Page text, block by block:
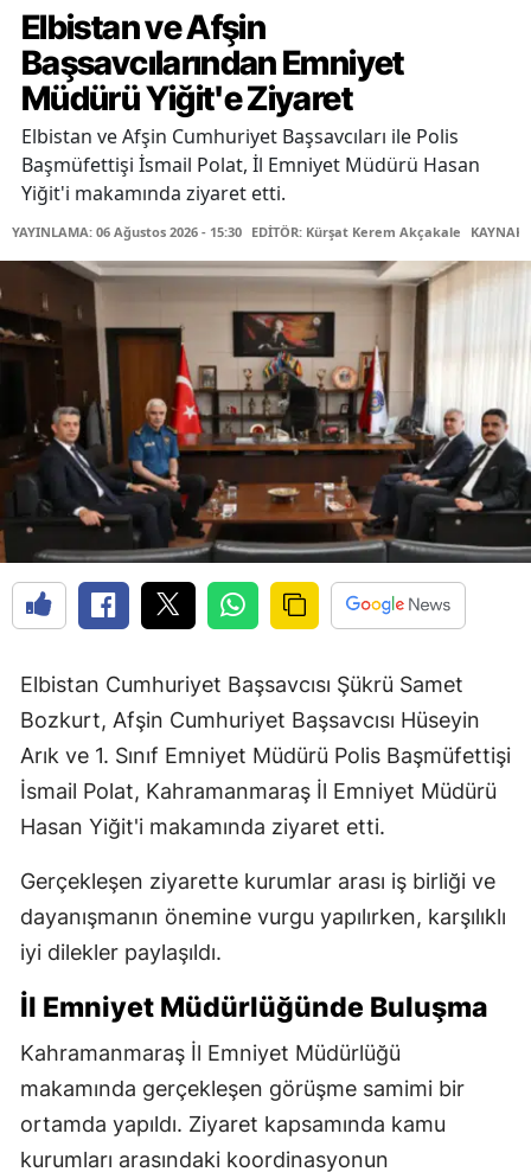
Elbistan ve Afşin
Başsavcılarından Emniyet
Müdürü Yiğit'e Ziyaret
Elbistan ve Afşin Cumhuriyet Başsavcıları ile Polis
Başmüfettişi İsmail Polat, İl Emniyet Müdürü Hasan
Yiğit'i makamında ziyaret etti.
YAYINLAMA: 06 Ağustos 2026 - 15:30 EDİTÖR: Kürşat Kerem Akçakale
Elbistan Cumhuriyet Başsavcısı Şükrü Samet
Bozkurt, Afşin Cumhuriyet Başsavcısı Hüseyin
Arık ve 1. Sınıf Emniyet Müdürü Polis Başmüfettişi
İsmail Polat, Kahramanmaraş İl Emniyet Müdürü
Hasan Yiğit'i makamında ziyaret etti.
Gerçekleşen ziyarette kurumlar arası iş birliği ve
dayanışmanın önemine vurgu yapılırken, karşılıklı
iyi dilekler paylaşıldı.
İl Emniyet Müdürlüğünde Buluşma
Kahramanmaraş İl Emniyet Müdürlüğü
makamında gerçekleşen görüşme samimi bir
ortamda yapıldı. Ziyaret kapsamında kamu
kurumları arasındaki koordinasyonun